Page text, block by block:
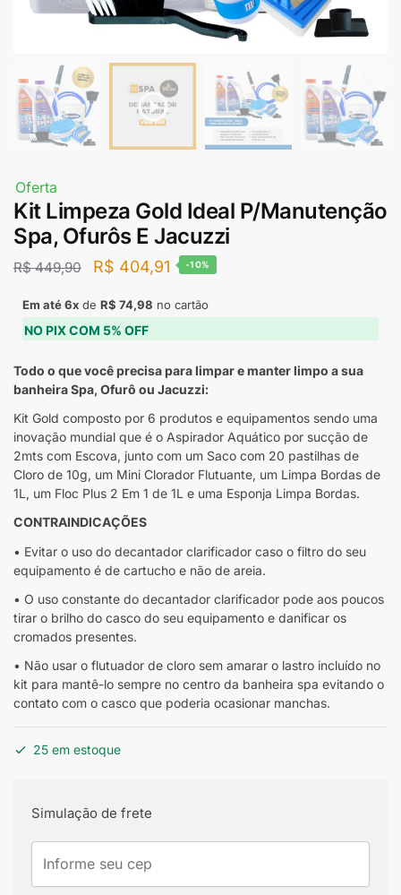
Oferta
Kit Limpeza Gold Ideal P/Manutenção
Spa, Ofurôs E Jacuzzi
R$449,90 R$ 404,91 -10%
Em até 6x de R$ 74,98 no cartão
NO PIX COM 5% OFF
Todo o que você precisa para limpar e manter limpo a sua
banheira Spa, Ofurô ou Jacuzzi:
Kit Gold composto por 6 produtos e equipamentos sendo uma
inovação mundial que é o Aspirador Aquático por sucção de
2mts com Escova, junto com um Saco com 20 pastilhas de
Cloro de 10g, um Mini Clorador Flutuante, um Limpa Bordas de
1L, um Floc Plus 2 Em 1 de 1L e uma Esponja Limpa Bordas.
CONTRAINDICAÇÕES
• Evitar o uso do decantador clarificador caso o filtro do seu
equipamento é de cartucho e não de areia.
• O uso constante do decantador clarificador pode aos poucos
tirar o brilho do casco do seu equipamento e danificar os
cromados presentes.
• Não usar o flutuador de cloro sem amarar o lastro incluído no
kit para mantê-lo sempre no centro da banheira spa evitando o
contato com o casco que poderia ocasionar manchas.
25 em estoque
Simulação de frete